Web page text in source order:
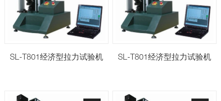
SL-T801经济型拉力试验机 SL-T801经济型拉力试验机